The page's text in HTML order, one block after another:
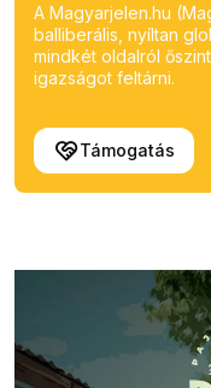
A Magyarjelen.hu
balliberális, nyíltan
mindkét oldalról
igazságot feltárni.
Támogatás